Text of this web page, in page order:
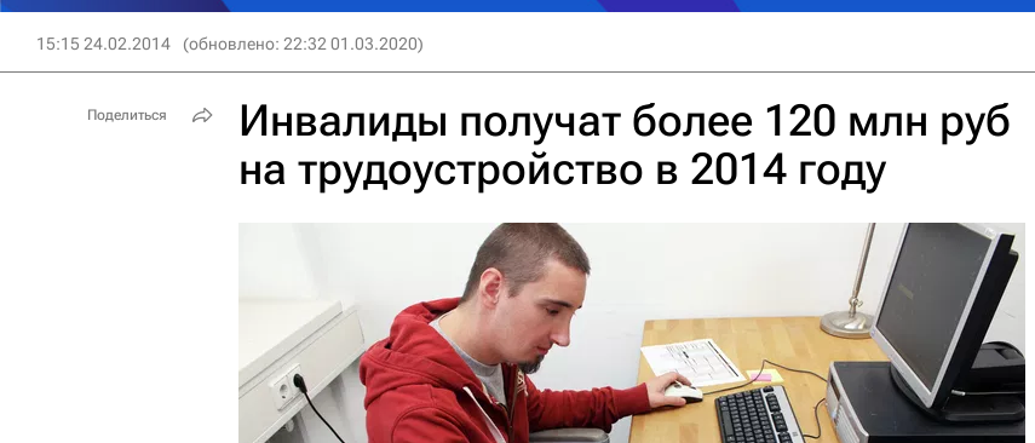
15:15 24.02.2014 (обновлено: 22:32 01.03.2020)
Инвалиды получат более 120 млн руб
на трудоустройство в 2014 году
Поделиться